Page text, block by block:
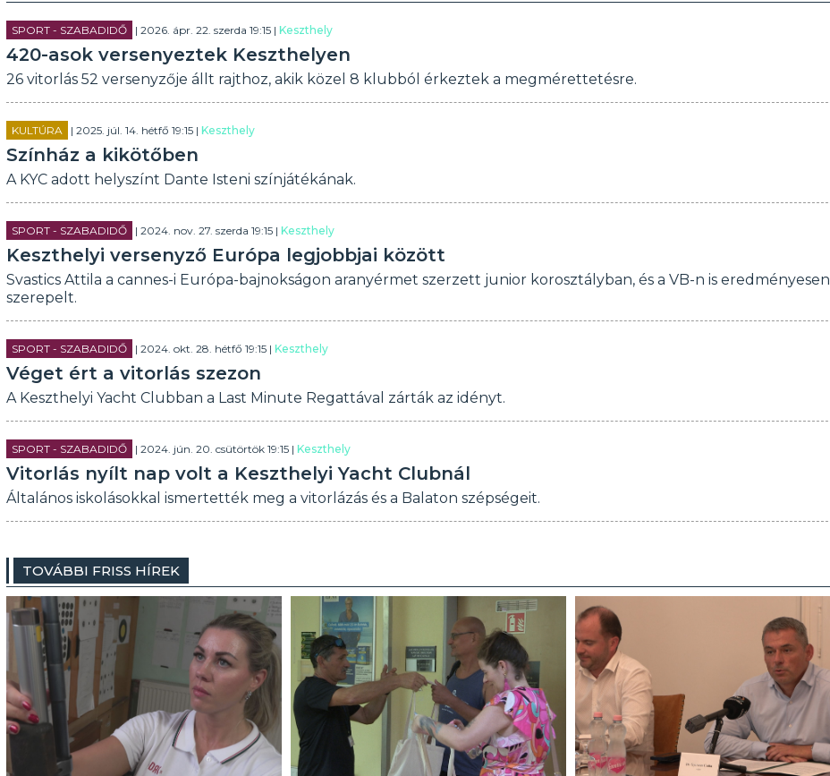
SPORT - SZABADIDŐ | 2026. ápr. 22. szerda 19:15 | Keszthely
420-asok versenyeztek Keszthelyen
26 vitorlás 52 versenyzője állt rajthoz, akik közel 8 klubból érkeztek a megmérettetésre.
KULTÚRA | 2025. júl. 14. hétfő 19:15 | Keszthely
Színház a kikötőben
A KYC adott helyszínt Dante Isteni színjátékának.
SPORT - SZABADIDŐ | 2024. nov. 27. szerda 19:15 | Keszthely
Keszthelyi versenyző Európa legjobbjai között
Svastics Attila a cannes-i Európa-bajnokságon aranyérmet szerzett junior korosztályban, és a VB-n is eredményesen
szerepelt.
SPORT - SZABADIDŐ | 2024. okt. 28. hétfő 19:15 | Keszthely
Véget ért a vitorlás szezon
A Keszthelyi Yacht Clubban a Last Minute Regattával zárták az idényt.
SPORT - SZABADIDŐ | 2024. jún. 20. csütörtök 19:15 | Keszthely
Vitorlás nyílt nap volt a Keszthelyi Yacht Clubnál
Általános iskolásokkal ismertették meg a vitorlázás és a Balaton szépségeit.
TOVÁBBI FRISS HÍREK